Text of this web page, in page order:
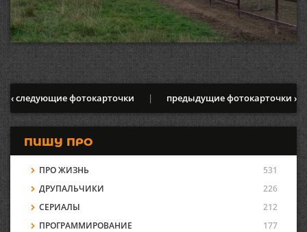
‹ следующие фотокарточки | предыдущие фотокарточки ›
ПИШУ ПРО
ПРО ЖИЗНЬ
531
ДРУПАЛЬЧИКИ
226
СЕРИАЛЫ
212
ПРОГРАММИРОВАНИЕ
177